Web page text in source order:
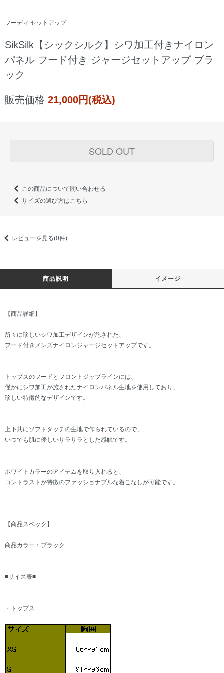
フーディ セットアップ
SikSilk【シックシルク】シワ加工付きナイロン
パネル フード付き ジャージセットアップ ブラ
ック
販売価格 21,000円(税込)
SOLD OUT
この商品について問い合わせる
サイズの選び方はこちら
レビューを見る(0件)
商品説明 イメージ
【商品詳細】
所々に珍しいシワ加工デザインが施された、
フード付きメンズナイロンジャージセットアップです。
トップスのフードとフロントジップラインには、
僅かにシワ加工が施されたナイロンパネル生地を使用しており、
珍しい特徴的なデザインです。
上下共にソフトタッチの生地で作られているので、
いつでも肌に優しいサラサラとした感触です。
ホワイトカラーのアイテムを取り入れると、
コントラストが特徴のファッショナブルな着こなしが可能です。
【商品スペック】
商品カラー：ブラック
■サイズ表■
・トップス